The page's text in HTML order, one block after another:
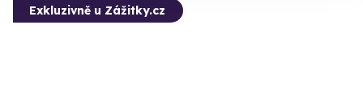
Exkluzivně u Zážitky.cz